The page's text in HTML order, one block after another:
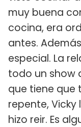
muy buena
cocina, era
antes.
especial. La
todo un show
que tiene que
repente, Vicky
hizo reir. Es